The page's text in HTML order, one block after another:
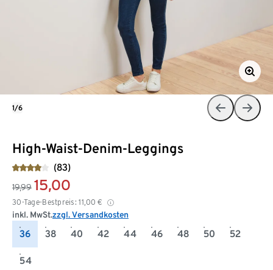
High-Waist-Denim-Leggings
(83)
19,99 15,00
30-Tage-Bestpreis: 11,00 €
inkl. MwSt.zzgl. Versandkosten
36 38 40 42 44 46 48 50 52
54
1/6